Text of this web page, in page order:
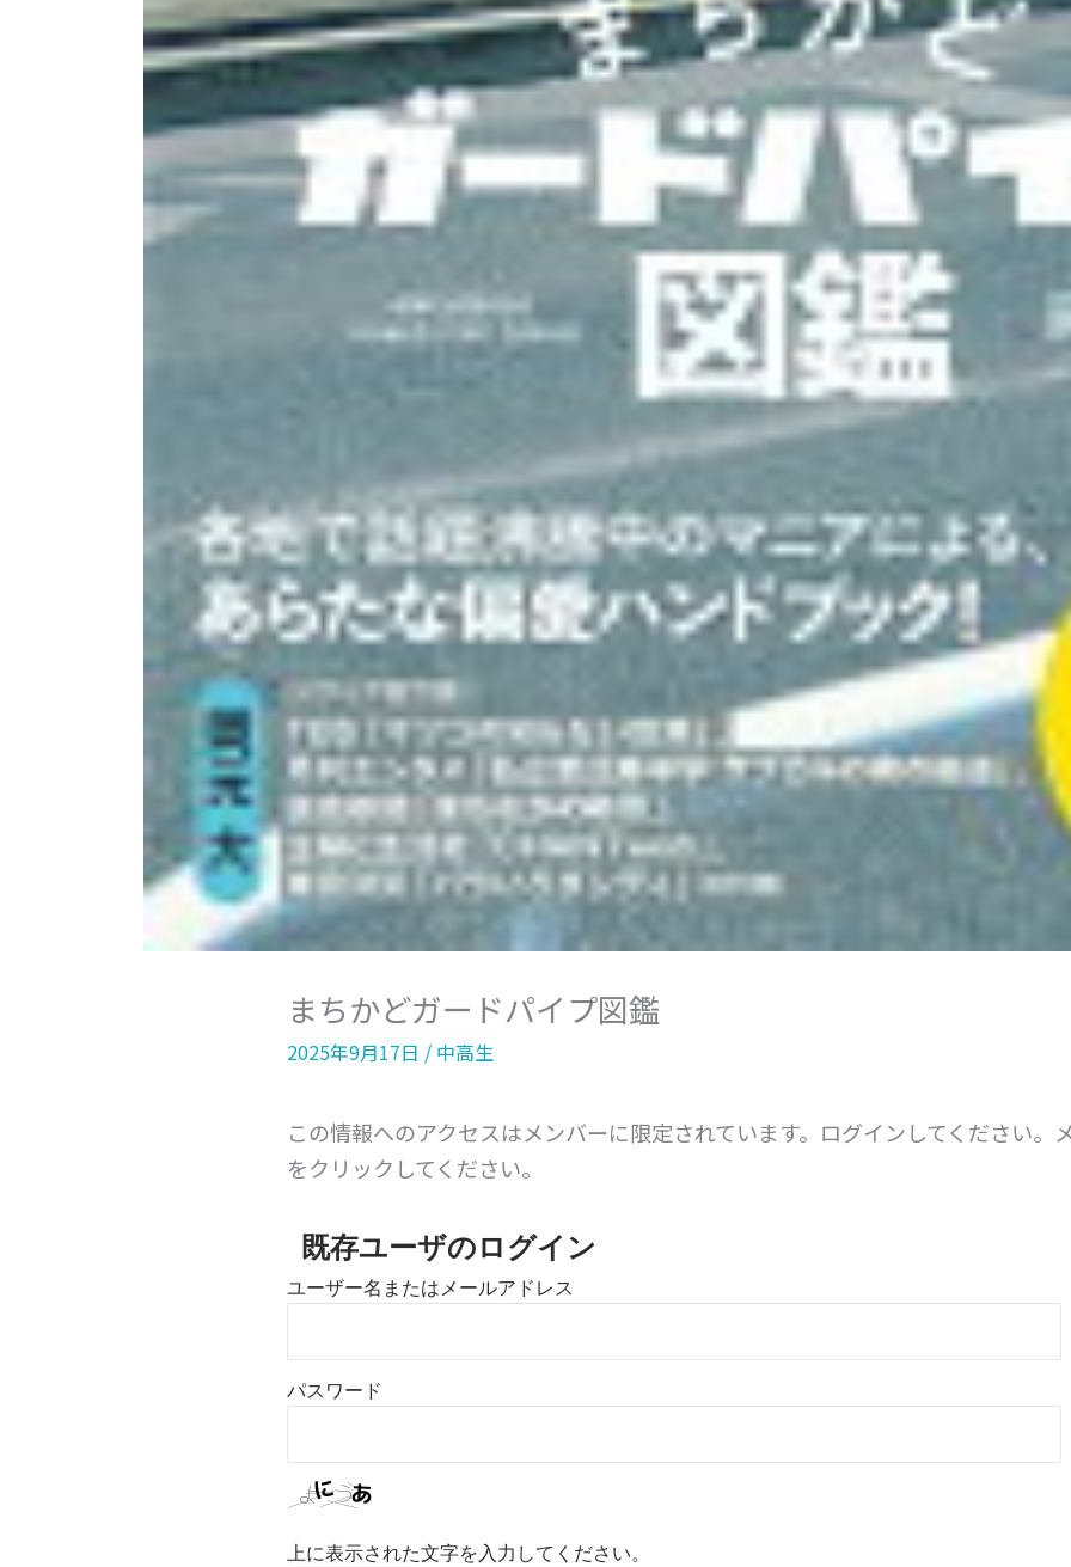
まちかどガードパイプ図鑑
2025年9月17日 / 中高生
この情報へのアクセスはメンバーに限定されています。ログインしてください。
をクリックしてください。
既存ユーザのログイン
ユーザー名またはメールアドレス
パスワード
上に表示された文字を入力してください。